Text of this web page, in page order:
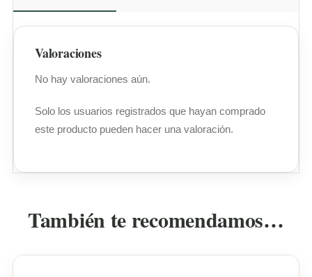
Valoraciones
No hay valoraciones aún.
Solo los usuarios registrados que hayan comprado
este producto pueden hacer una valoración.
También te recomendamos…